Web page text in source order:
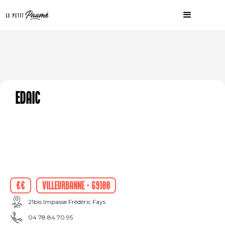
EDAIC
€€ Villeurbanne - 69100
21bis Impasse Frédéric Fays
04 78 84 70 95